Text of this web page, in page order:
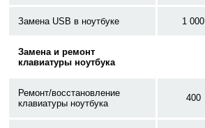
Замена USB в ноутбуке 1 000
Замена и ремонт
клавиатуры ноутбука
Ремонт/восстановление
клавиатуры ноутбука
400